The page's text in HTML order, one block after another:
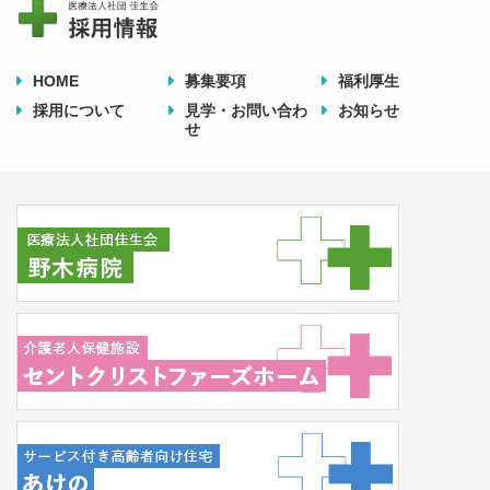
HOME 募集要項
福利厚生
採用について
見学・お問い合わ
せ
お知らせ